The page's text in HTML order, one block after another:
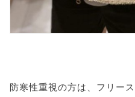
防寒性重視の方は、フリー